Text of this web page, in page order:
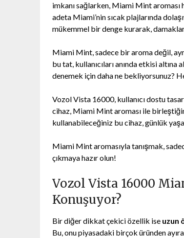
imkanı sağlarken, Miami Mint aroması
adeta Miami’nin sıcak plajlarında
mükemmel bir denge kurarak,
Miami Mint, sadece bir aroma değil,
bu tat, kullanıcıları anında etkisi
denemek için daha ne bekliyorsunuz?
Vozol Vista 16000, kullanıcı dostu
cihaz, Miami Mint aroması ile
kullanabileceğiniz bu cihaz, günlük
Miami Mint aromasıyla tanışmak,
çıkmaya hazır olun!
Vozol Vista 16000
Konuşuyor?
Bir diğer dikkat çekici özellik ise uzun
Bu, onu piyasadaki birçok üründen